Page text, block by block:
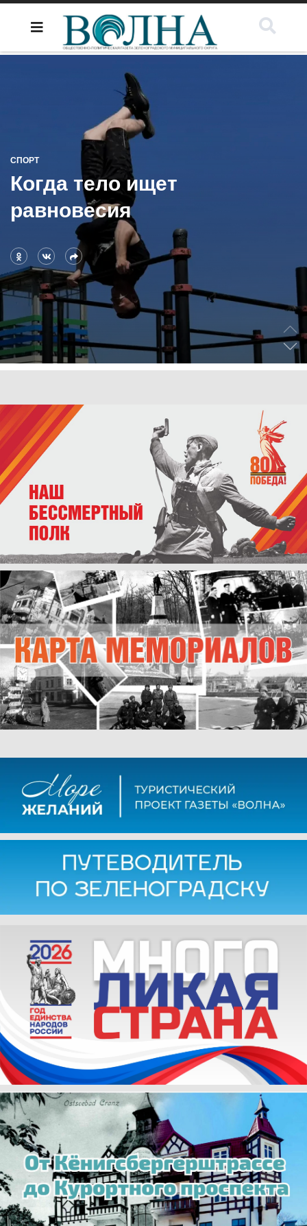
СПОРТ
Когда тело ищет
равновесия
ВЛАСТЬ
День памяти и «Симфония
народов»
ОБЩЕСТВО
Труд с цветочным
ВЛАСТЬ
«80 лет под янтарными
парусами»
..